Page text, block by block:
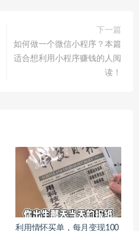
下一篇
如何做一个微信小程序？本篇
适合想利用小程序赚钱的人阅
读！
利用情怀买单，每月变现100